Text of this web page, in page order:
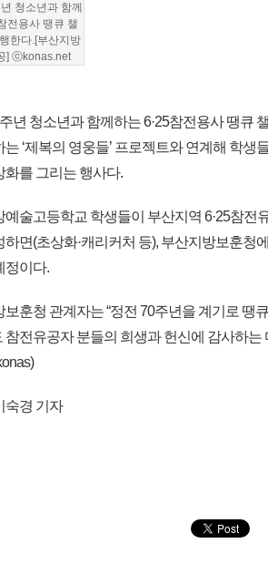
청소년과 함께
전용사 땡큐 챌
한다.[부산지방
] ⓒkonas.net
년 청소년과 함께하는 6·25참전용사 땡큐
는 ‘제복의 영웅들’ 프로젝트와 연계해 학
화를 그리는 행사다.
예술고등학교 학생들이 부산지역 6·25참전
하면(초상화·캐리커처 등), 부산지방보훈청
정이다.
보훈청 관계자는 “정전 70주년을 계기로 땡
참전유공자 분들의 희생과 헌신에 감사하
숙경 기자